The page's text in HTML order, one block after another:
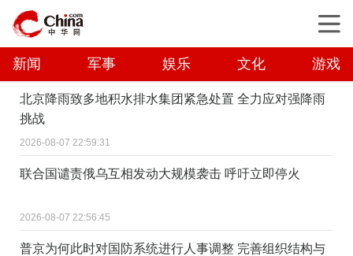
新闻 军事 娱乐 文化 游戏
北京降雨致多地积水排水集团紧急处置 全力应对强降雨
挑战
2026-08-07 22:59:31
联合国谴责俄乌互相发动大规模袭击 呼吁立即停火
2026-08-07 22:56:45
普京为何此时对国防系统进行人事调整 完善组织结构与